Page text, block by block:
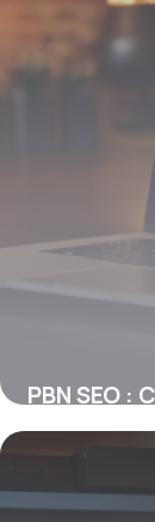
PBN SEO
réseau
29 janvier 2026